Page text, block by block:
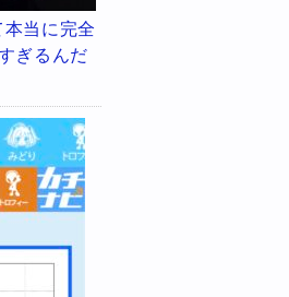
当に完全
ぎるんだ